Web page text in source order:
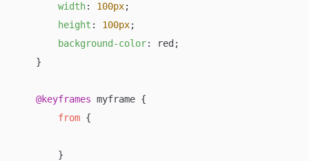
width: 100px;
height : 100px;
background-color: red;
    }
@keyframes myframe {
from {
        }